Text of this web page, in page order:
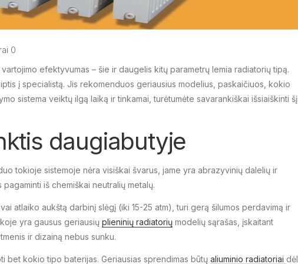
0
efektyvumas – šie ir daugelis kitų parametrų lemia radiatorių tipą.
į specialistą. Jis rekomenduos geriausius modelius, paskaičiuos, kokio
sistema veiktų ilgą laiką ir tinkamai, turėtumėte savarankiškai išsiaiškinti šį
daugiabutyje
tokioje sistemoje nėra visiškai švarus, jame yra abrazyvinių dalelių ir
iš chemiškai neutralių metalų.
atlaiko aukštą darbinį slėgį (iki 15-25 atm), turi gerą šilumos perdavimą ir
yra gausus geriausių plieninių radiatorių modelių sąrašas, įskaitant
ir dizainą nebus sunku.
bet kokio tipo baterijas. Geriausias sprendimas būtų aliuminio radiatoriai dėl